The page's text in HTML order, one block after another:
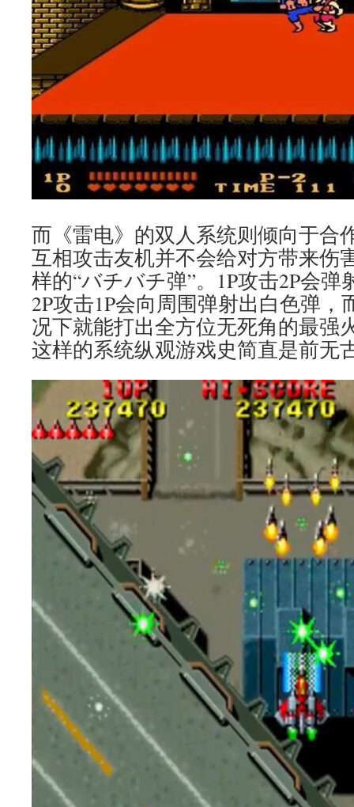
而《雷电》的双人系统则倾向于合
互相攻击友机并不会给对方带来伤
样的“バチバチ弹”。1P攻击2P会
2P攻击1P会向周围弹射出白色弹，
况下就能打出全方位无死角的最强
这样的系统纵观游戏史简直是前无